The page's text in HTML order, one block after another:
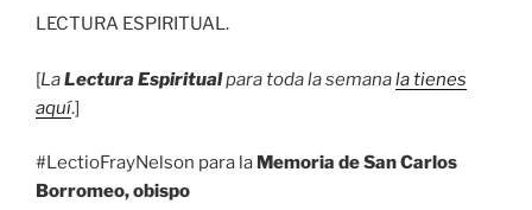
LECTURA ESPIRITUAL.
[LaLectura Espiritualpara toda la semanala tienes
aquí.]
#LectioFrayNelson para la Memoria de San Carlos
Borromeo, obispo